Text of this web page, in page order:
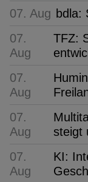
07. Aug bdla:
07.
Aug
TFZ:
07.
Aug
07.
Aug
steigt
07.
Aug
KI: